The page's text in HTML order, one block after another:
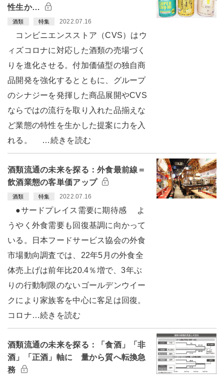
性生か…
酒類 特集 2022.07.16
コンビニエンスストア（CVS）はウ
ィズコロナに対応した酒類の売場づく
りを進化させる。付加価値型の独自商
品開発を強化するとともに、グループ
のシナジーを発揮した商品展開やCVS
ならではの流行を取り入れた品揃えな
ど業態の特性を生かした提案に力を入
れる。 …続きを読む
酒類流通の未来を探る：外食最前線＝
飲酒業態の客単価アップ
酒類 特集 2022.07.16
●サードプレイス需要に期待感 よ
うやく外食需要も回復基調に向かって
いる。日本フードサービス協会の外食
市場動向調査では、22年5月の外食全
体売上げは前年比20.4％増で、3年ぶ
りの行動制限のないゴールデンウイー
クにより家族客を中心に客足は回復。
コロナ…続きを読む
酒類流通の未来を探る：「食酒」「非
酒」「正酒」軸に 量から質へ転換急
務